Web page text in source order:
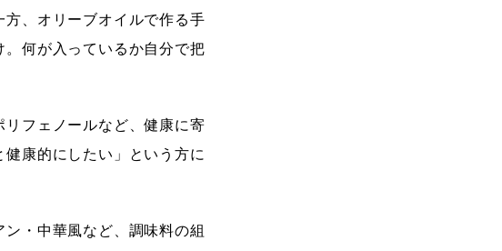
、オリーブオイルで作る手
何が入っているか自分で把
フェノールなど、健康に寄
康的にしたい」という方に
・中華風など、調味料の組